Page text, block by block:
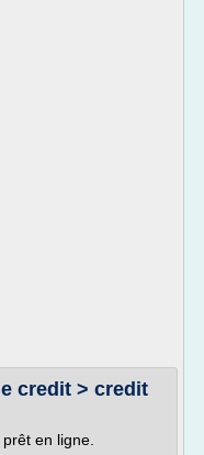
credit > credit
en ligne.